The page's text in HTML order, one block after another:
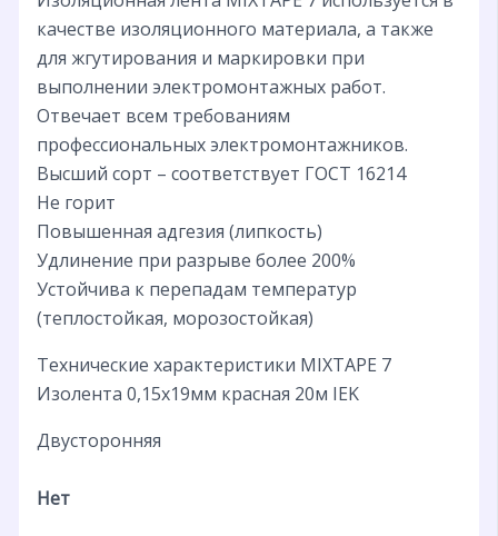
качестве изоляционного материала, а также
для жгутирования и маркировки при
выполнении электромонтажных работ.
Отвечает всем требованиям
профессиональных электромонтажников.
Высший сорт – соответствует ГОСТ 16214
Не горит
Повышенная адгезия (липкость)
Удлинение при разрыве более 200%
Устойчива к перепадам температур
(теплостойкая, морозостойкая)
Технические характеристики MIXTAPE 7
Изолента 0,15х19мм красная 20м IEK
Двусторонняя
Нет